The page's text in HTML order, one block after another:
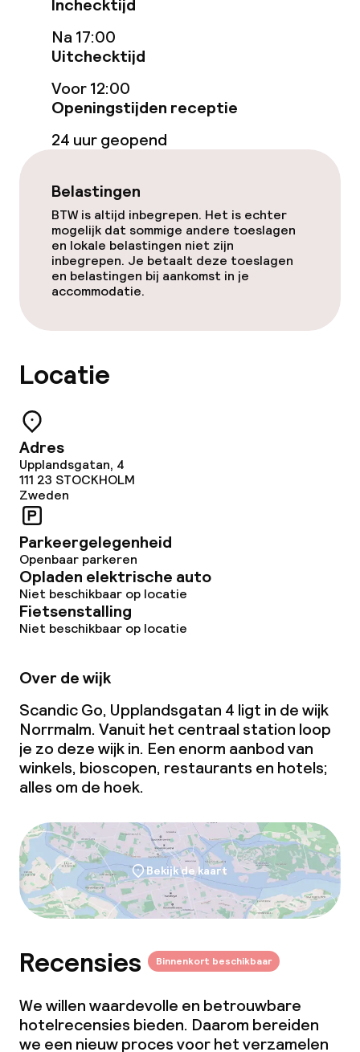
Entertainment
Gratis wifi
Eet- en drinkgelegenheden
Bar
Schoonmaakvoorzieningen
Wasservice
Beleid
Overal rookvrij
Inchecktijd
Na 17:00
Uitchecktijd
Voor 12:00
Openingstijden receptie
24 uur geopend
Belastingen
BTW is altijd inbegrepen. Het is echter
mogelijk dat sommige andere toeslagen
en lokale belastingen niet zijn
inbegrepen. Je betaalt deze toeslagen
en belastingen bij aankomst in je
accommodatie.
Locatie
Adres
Upplandsgatan, 4
111 23 STOCKHOLM
Zweden
Parkeergelegenheid
Openbaar parkeren
Opladen elektrische auto
Niet beschikbaar op locatie
Fietsenstalling
Niet beschikbaar op locatie
Over de wijk
Scandic Go, Upplandsgatan 4 ligt in de wijk
Norrmalm. Vanuit het centraal station loop
je zo deze wijk in. Een enorm aanbod van
winkels, bioscopen, restaurants en hotels;
alles om de hoek.
Bekijk de kaart
Recensies Binnenkort beschikbaar
We willen waardevolle en betrouwbare
hotelrecensies bieden. Daarom bereiden
we een nieuw proces voor het verzamelen